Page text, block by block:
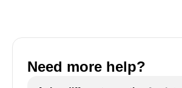
Need more help?